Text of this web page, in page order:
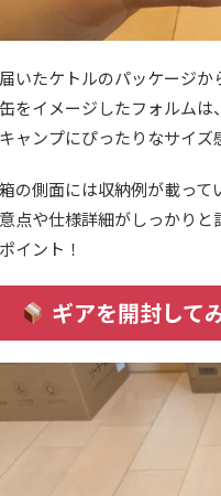
届いたケトルのパッケージ
缶をイメージしたフォルム
キャンプにぴったりなサイ
箱の側面には収納例が載っ
意点や仕様詳細がしっかり
ポイント！
ギアを開封して